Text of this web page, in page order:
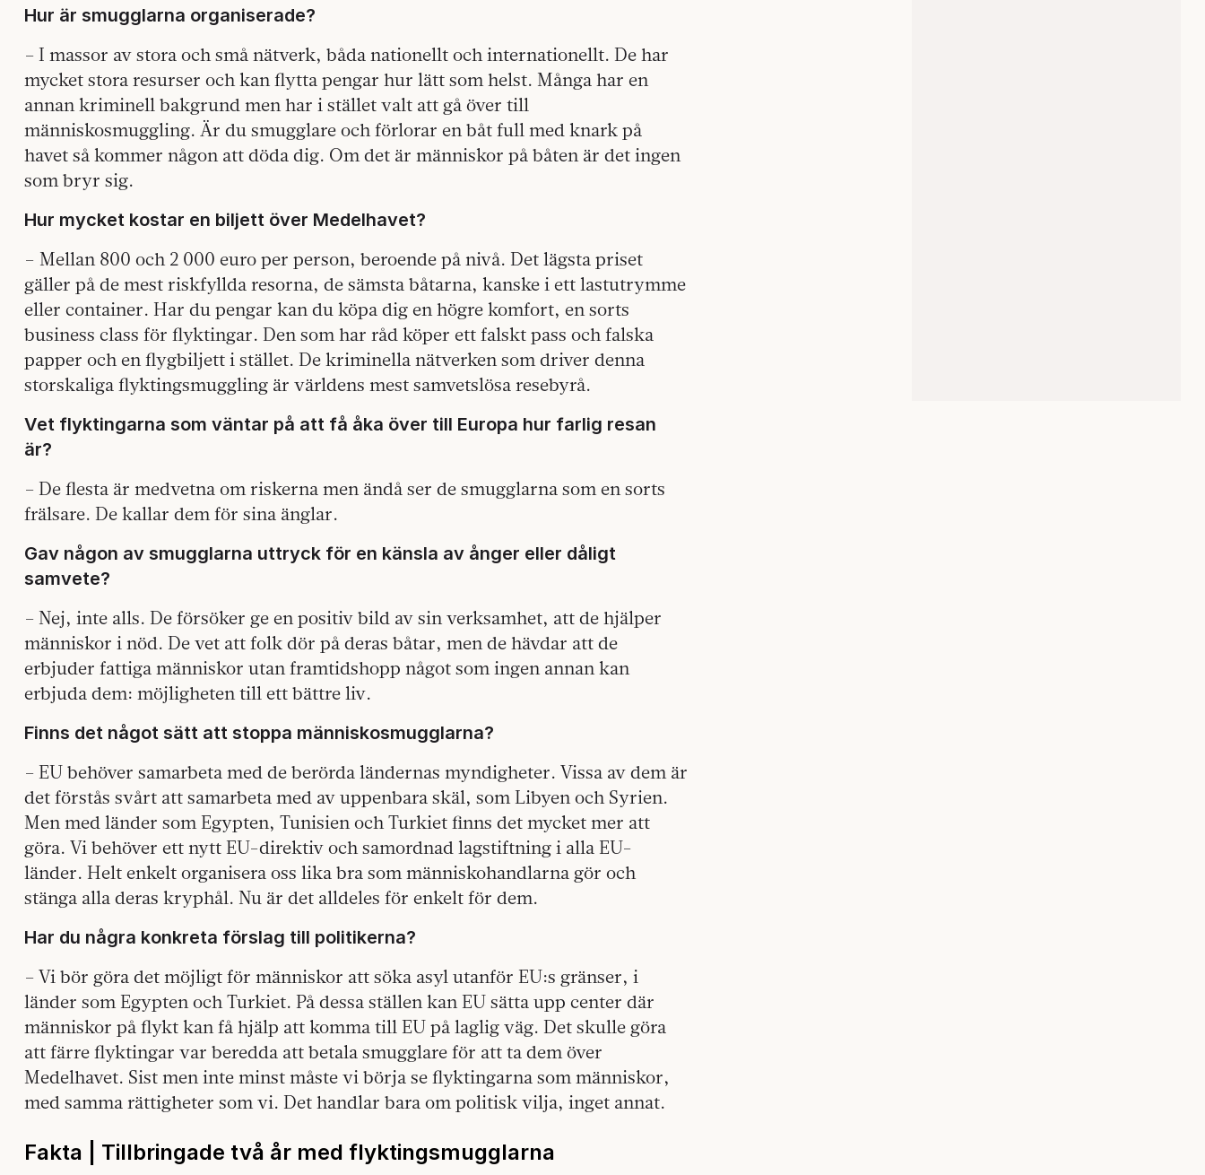
Hur är smugglarna organiserade?
– I massor av stora och små nätverk, båda nationellt och internationellt. De har
mycket stora resurser och kan flytta pengar hur lätt som helst. Många har en
annan kriminell bakgrund men har i stället valt att gå över till
människosmuggling. Är du smugglare och förlorar en båt full med knark på
havet så kommer någon att döda dig. Om det är människor på båten är det ingen
som bryr sig.
Hur mycket kostar en biljett över Medelhavet?
– Mellan 800 och 2 000 euro per person, beroende på nivå. Det lägsta priset
gäller på de mest riskfyllda resorna, de sämsta båtarna, kanske i ett lastutrymme
eller container. Har du pengar kan du köpa dig en högre komfort, en sorts
business class för flyktingar. Den som har råd köper ett falskt pass och falska
papper och en flygbiljett i stället. De kriminella nätverken som driver denna
storskaliga flyktingsmuggling är världens mest samvetslösa resebyrå.
Vet flyktingarna som väntar på att få åka över till Europa hur farlig resan
är?
– De flesta är medvetna om riskerna men ändå ser de smugglarna som en sorts
frälsare. De kallar dem för sina änglar.
Gav någon av smugglarna uttryck för en känsla av ånger eller dåligt
samvete?
– Nej, inte alls. De försöker ge en positiv bild av sin verksamhet, att de hjälper
människor i nöd. De vet att folk dör på deras båtar, men de hävdar att de
erbjuder fattiga människor utan framtidshopp något som ingen annan kan
erbjuda dem: möjligheten till ett bättre liv.
Finns det något sätt att stoppa människosmugglarna?
– EU behöver samarbeta med de berörda ländernas myndigheter. Vissa av dem är
det förstås svårt att samarbeta med av uppenbara skäl, som Libyen och Syrien.
Men med länder som Egypten, Tunisien och Turkiet finns det mycket mer att
göra. Vi behöver ett nytt EU-direktiv och samordnad lagstiftning i alla EU-
länder. Helt enkelt organisera oss lika bra som människohandlarna gör och
stänga alla deras kryphål. Nu är det alldeles för enkelt för dem.
Har du några konkreta förslag till politikerna?
– Vi bör göra det möjligt för människor att söka asyl utanför EU:s gränser, i
länder som Egypten och Turkiet. På dessa ställen kan EU sätta upp center där
människor på flykt kan få hjälp att komma till EU på laglig väg. Det skulle göra
att färre flyktingar var beredda att betala smugglare för att ta dem över
Medelhavet. Sist men inte minst måste vi börja se flyktingarna som människor,
med samma rättigheter som vi. Det handlar bara om politisk vilja, inget annat.
Fakta | Tillbringade två år med flyktingsmugglarna